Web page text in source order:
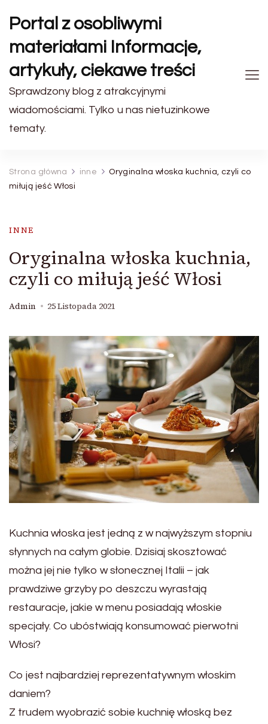
Portal z osobliwymi
materiałami Informacje,
artykuły, ciekawe treści
Sprawdzony blog z atrakcyjnymi
wiadomościami. Tylko u nas nietuzinkowe
tematy.
Strona główna inne
Oryginalna włoska kuchnia, czyli co
miłują jeść Włosi
INNE
Oryginalna włoska kuchnia,
czyli co miłują jeść Włosi
Admin 25 Listopada 2021
Kuchnia włoska jest jedną z w najwyższym stopniu
słynnych na całym globie. Dzisiaj skosztować
można jej nie tylko w słonecznej Italii – jak
prawdziwe grzyby po deszczu wyrastają
restauracje, jakie w menu posiadają włoskie
specjały. Co ubóstwiają konsumować pierwotni
Włosi?
Co jest najbardziej reprezentatywnym włoskim
daniem?
Z trudem wyobrazić sobie kuchnię włoską bez